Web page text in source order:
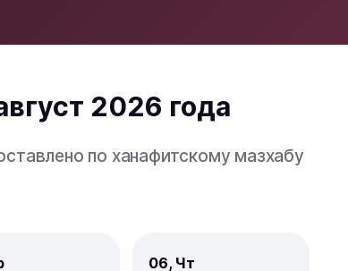
2026 года
по ханафитскому мазхабу
06, Чт